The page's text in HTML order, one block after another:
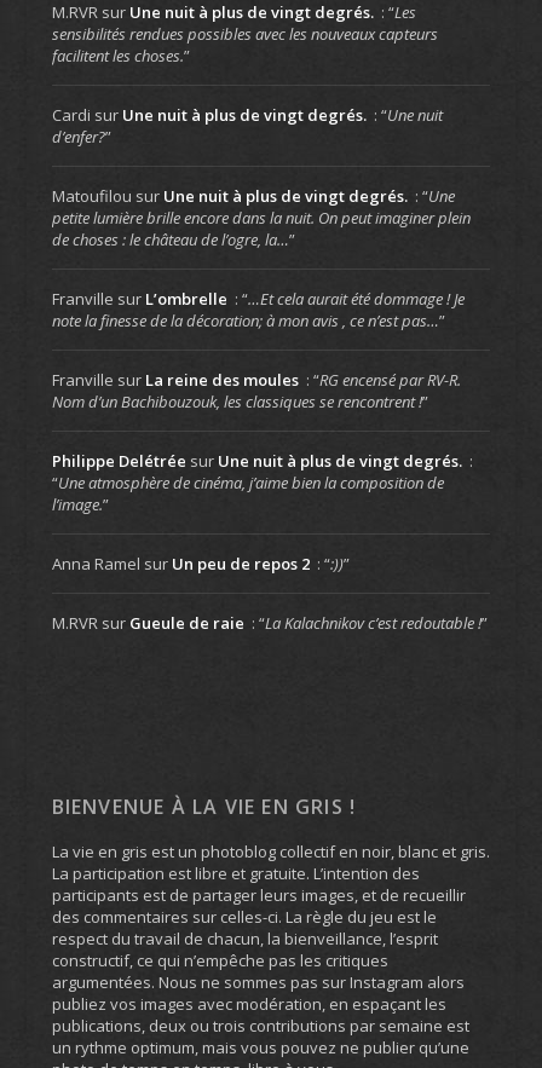
M.RVRsur Une nuit à plus de vingt degrés. : “Les
sensibilités rendues possibles avec les nouveaux capteurs
facilitent les choses.”
Cardi sur Une nuit à plus de vingt degrés. : “Une nuit
d’enfer?”
Matoufilou sur Une nuit à plus de vingt degrés. : “Une
petite lumière brille encore dans la nuit. On peut imaginer plein
de choses : le château de l’ogre, la…”
Franville sur L’ombrelle : “…Et cela aurait été dommage ! Je
note la finesse de la décoration; à mon avis , ce n’est pas…”
Franville sur La reine des moules : “RG encensé par RV-R.
Nom d’un Bachibouzouk, les classiques se rencontrent !”
Philippe Delétrée sur Une nuit à plus de vingt degrés. :
“Une atmosphère de cinéma, j’aime bien la composition de
l’image.”
Anna Ramel sur Un peu de repos 2 : “:))”
M.RVRsur Gueule de raie : “La Kalachnikov c’est redoutable !”
BIENVENUE À LA VIE EN GRIS !
La vie en gris est un photoblog collectif en noir, blanc et gris.
La participation est libre et gratuite. L’intention des
participants est de partager leurs images, et de recueillir
des commentaires sur celles-ci. La règle du jeu est le
respect du travail de chacun, la bienveillance, l’esprit
constructif, ce qui n’empêche pas les critiques
argumentées. Nous ne sommes pas sur Instagram alors
publiez vos images avec modération, en espaçant les
publications, deux ou trois contributions par semaine est
un rythme optimum, mais vous pouvez ne publier qu’une